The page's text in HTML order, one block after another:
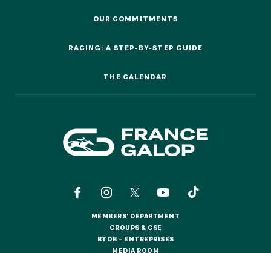
OUR COMMITMENTS
RACING: A STEP-BY-STEP GUIDE
THE CALENDAR
MEMBERS' DEPARTMENT
GROUPS & CSE
BTOB – ENTREPRISES
MEDIA ROOM